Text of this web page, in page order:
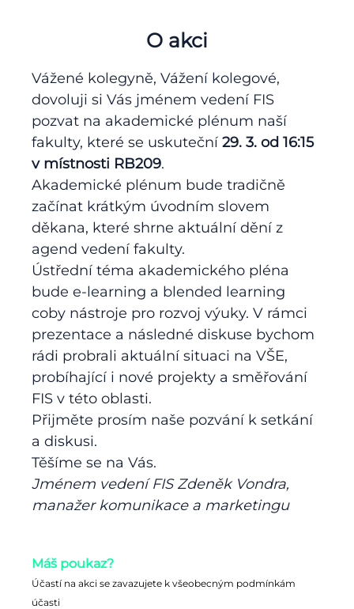
O akci
Vážené kolegyně, Vážení kolegové,
dovoluji si Vás jménem vedení FIS
pozvat na akademické plénum naší
fakulty, které se uskuteční 29. 3. od 16:15
v místnosti RB209.
Akademické plénum bude tradičně
začínat krátkým úvodním slovem
děkana, které shrne aktuální dění z
agend vedení fakulty.
Ústřední téma akademického pléna
bude e-learning a blended learning
coby nástroje pro rozvoj výuky. V rámci
prezentace a následné diskuse bychom
rádi probrali aktuální situaci na VŠE,
probíhající i nové projekty a směřování
FIS v této oblasti.
Přijměte prosím naše pozvání k setkání
a diskusi.
Těšíme se na Vás.
Jménem vedení FIS Zdeněk Vondra,
manažer komunikace a marketingu
Máš poukaz?
Účastí na akci se zavazujete k všeobecným podmínkám
účasti